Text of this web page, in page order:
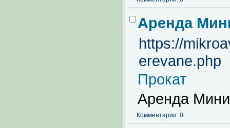
Аренда
https://
erevane.php
Прокат
Аренда
Комментарии: 0